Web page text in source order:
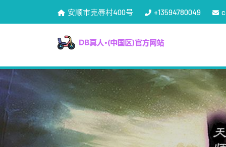
安顺市克辱村400号 +13594780049